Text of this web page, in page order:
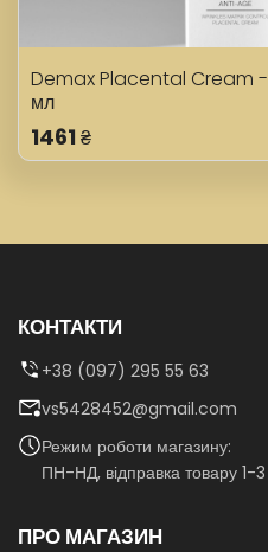
Demax Placental Cream
мл
1461₴
КОНТАКТИ
+38 (097) 295 55 63
vs5428452@gmail.com
Режим роботи магазину:
ПН-НД, відправка товару 1-3
ПРО МАГАЗИН